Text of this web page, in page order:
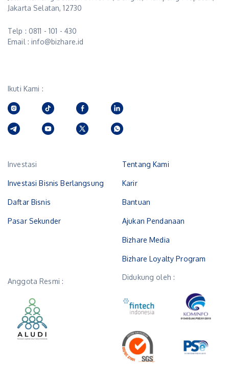
Jakarta Selatan, 12730
Telp : 0811 - 101 - 430
Email : info@bizhare.id
Ikuti Kami :
Investasi
Investasi Bisnis Berlangsung
Daftar Bisnis
Pasar Sekunder
Tentang Kami
Karir
Bantuan
Ajukan Pendanaan
Bizhare Media
Bizhare Loyalty Program
Anggota Resmi : Didukung oleh :